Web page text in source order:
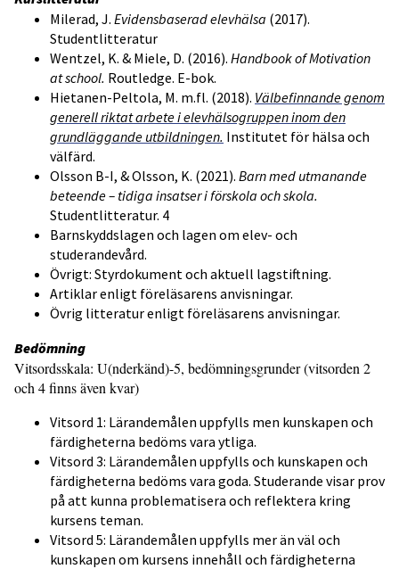
Milerad, J. Evidensbaserad elevhälsa (2017).
Studentlitteratur
Wentzel, K. & Miele, D. (2016). Handbook of Motivation
at school. Routledge. E-bok.
Hietanen-Peltola, M. m.fl. (2018). Välbefinnande genom
generell riktat arbete i elevhälsogruppen inom den
grundläggande utbildningen. Institutet för hälsa och
välfärd.
Olsson B-I, & Olsson, K. (2021). Barn med utmanande
beteende – tidiga insatser i förskola och skola.
Studentlitteratur. 4
Barnskyddslagen och lagen om elev- och
studerandevård.
Övrigt: Styrdokument och aktuell lagstiftning.
Artiklar enligt föreläsarens anvisningar.
Övrig litteratur enligt föreläsarens anvisningar.
Bedömning
Vitsordsskala: U(nderkänd)-5, bedömningsgrunder (vitsorden 2
och 4 finns även kvar)
Vitsord 1: Lärandemålen uppfylls men kunskapen och
färdigheterna bedöms vara ytliga.
Vitsord 3: Lärandemålen uppfylls och kunskapen och
färdigheterna bedöms vara goda. Studerande visar prov
på att kunna problematisera och reflektera kring
kursens teman.
Vitsord 5: Lärandemålen uppfylls mer än väl och
kunskapen om kursens innehåll och färdigheterna